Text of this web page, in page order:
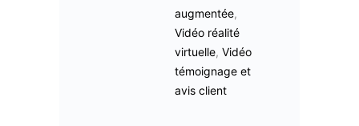
augmentée,
Vidéo réalité
virtuelle, Vidéo
témoignage et
avis client